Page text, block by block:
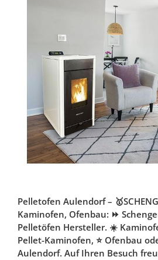
Pelletofen Aulendorf –
Kaminofen, Ofenbau: ⏩
Pelletöfen Hersteller. ☀️
Pellet-Kaminofen, ⭐ Ofenbau
Aulendorf. Auf Ihren Besuch